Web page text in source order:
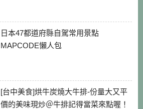
日本47都道府縣自駕常用景點
MAPCODE懶人包
[台中美食]烘牛炭燒大牛排-份量大又平
價的美味現炒＠牛排記得當菜來點喔！